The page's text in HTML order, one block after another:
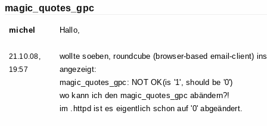
magic_quotes_gpc
michel
21.10.08,
19:57
Hallo,
wollte soeben, roundcube (browser-based email-client)
angezeigt:
magic_quotes_gpc: NOT OK(is '1', should be '0')
wo kann ich den magic_quotes_gpc abändern?!
im .httpd ist es eigentlich schon auf '0' abgeändert.